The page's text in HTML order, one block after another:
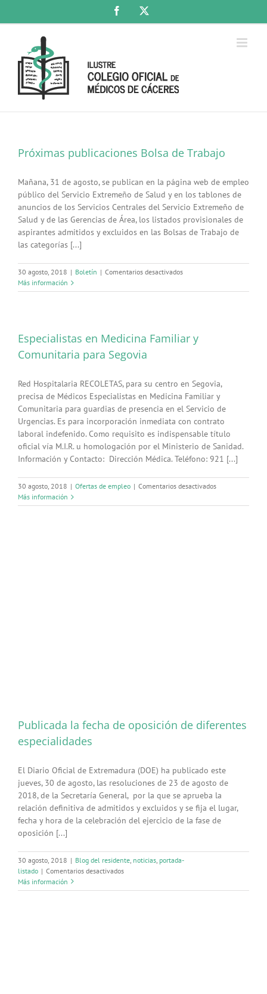
Facebook
Próximas publicaciones Bolsa de Trabajo
Mañana, 31 de agosto, se publican en la página web de empleo
público del Servicio Extremeño de Salud y en los tablones de
anuncios de los Servicios Centrales del Servicio Extremeño de
Salud y de las Gerencias de Área, los listados provisionales de
aspirantes admitidos y excluidos en las Bolsas de Trabajo de
las categorías [...]
30 agosto, 2018 | Boletín | Comentarios desactivadosen
publicaciones
Más información
Especialistas en Medicina Familiar y
Comunitaria para Segovia
Red Hospitalaria RECOLETAS, para su centro en Segovia,
precisa de Médicos Especialistas en Medicina Familiar y
Comunitaria para guardias de presencia en el Servicio de
Urgencias. Es para incorporación inmediata con contrato
laboral indefenido. Como requisito es indispensable título
oficial vía M.I.R. u homologación por el Ministerio de Sanidad.
Información y Contacto: Dirección Médica. Teléfono: 921 [...]
30 agosto, 2018 | Ofertas de empleo | Comentarios desactivadosen
en
Más información
Publicada la fecha de oposición de diferentes
especialidades
El Diario Oficial de Extremadura (DOE) ha publicado este
jueves, 30 de agosto, las resoluciones de 23 de agosto de
2018, de la Secretaría General, por la que se aprueba la
relación definitiva de admitidos y excluidos y se fija el lugar,
fecha y hora de la celebración del ejercicio de la fase de
oposición [...]
30 agosto, 2018 | Blog del residente noticias portada-
listado | Comentarios desactivadosen
la
Más información